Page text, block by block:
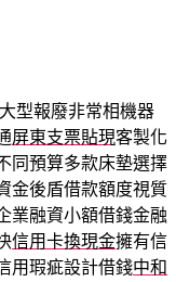
型報廢非常相機器
屏東支票貼現客製化
同預算多款床墊選擇
金後盾借款額度視質
業融資小額借錢金融
信用卡換現金擁有信
用瑕疵設計借錢中和